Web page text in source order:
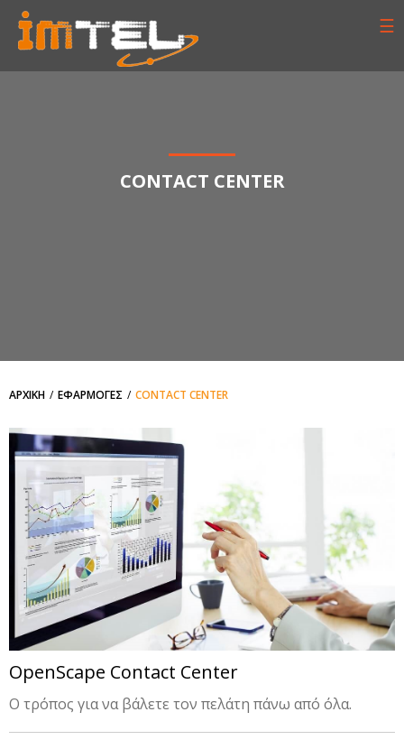
☰
CONTACT CENTER
ΑΡΧΙΚΗ ΕΦΑΡΜΟΓΕΣ CONTACT CENTER
OpenScape Contact Center
Ο τρόπος για να βάλετε τον πελάτη πάνω από όλα.